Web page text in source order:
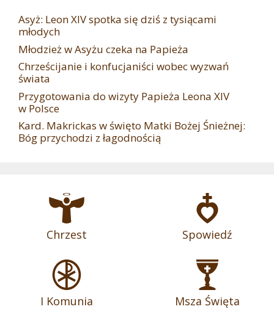
Asyż: Leon XIV spotka się dziś z tysiącami
młodych
Młodzież w Asyżu czeka na Papieża
Chrześcijanie i konfucjaniści wobec wyzwań
świata
Przygotowania do wizyty Papieża Leona XIV
w Polsce
Kard. Makrickas w święto Matki Bożej Śnieżnej:
Bóg przychodzi z łagodnością
Chrzest Spowiedź
I Komunia Msza Święta